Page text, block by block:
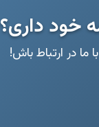
خود داری؟
ما در ارتباط باش!